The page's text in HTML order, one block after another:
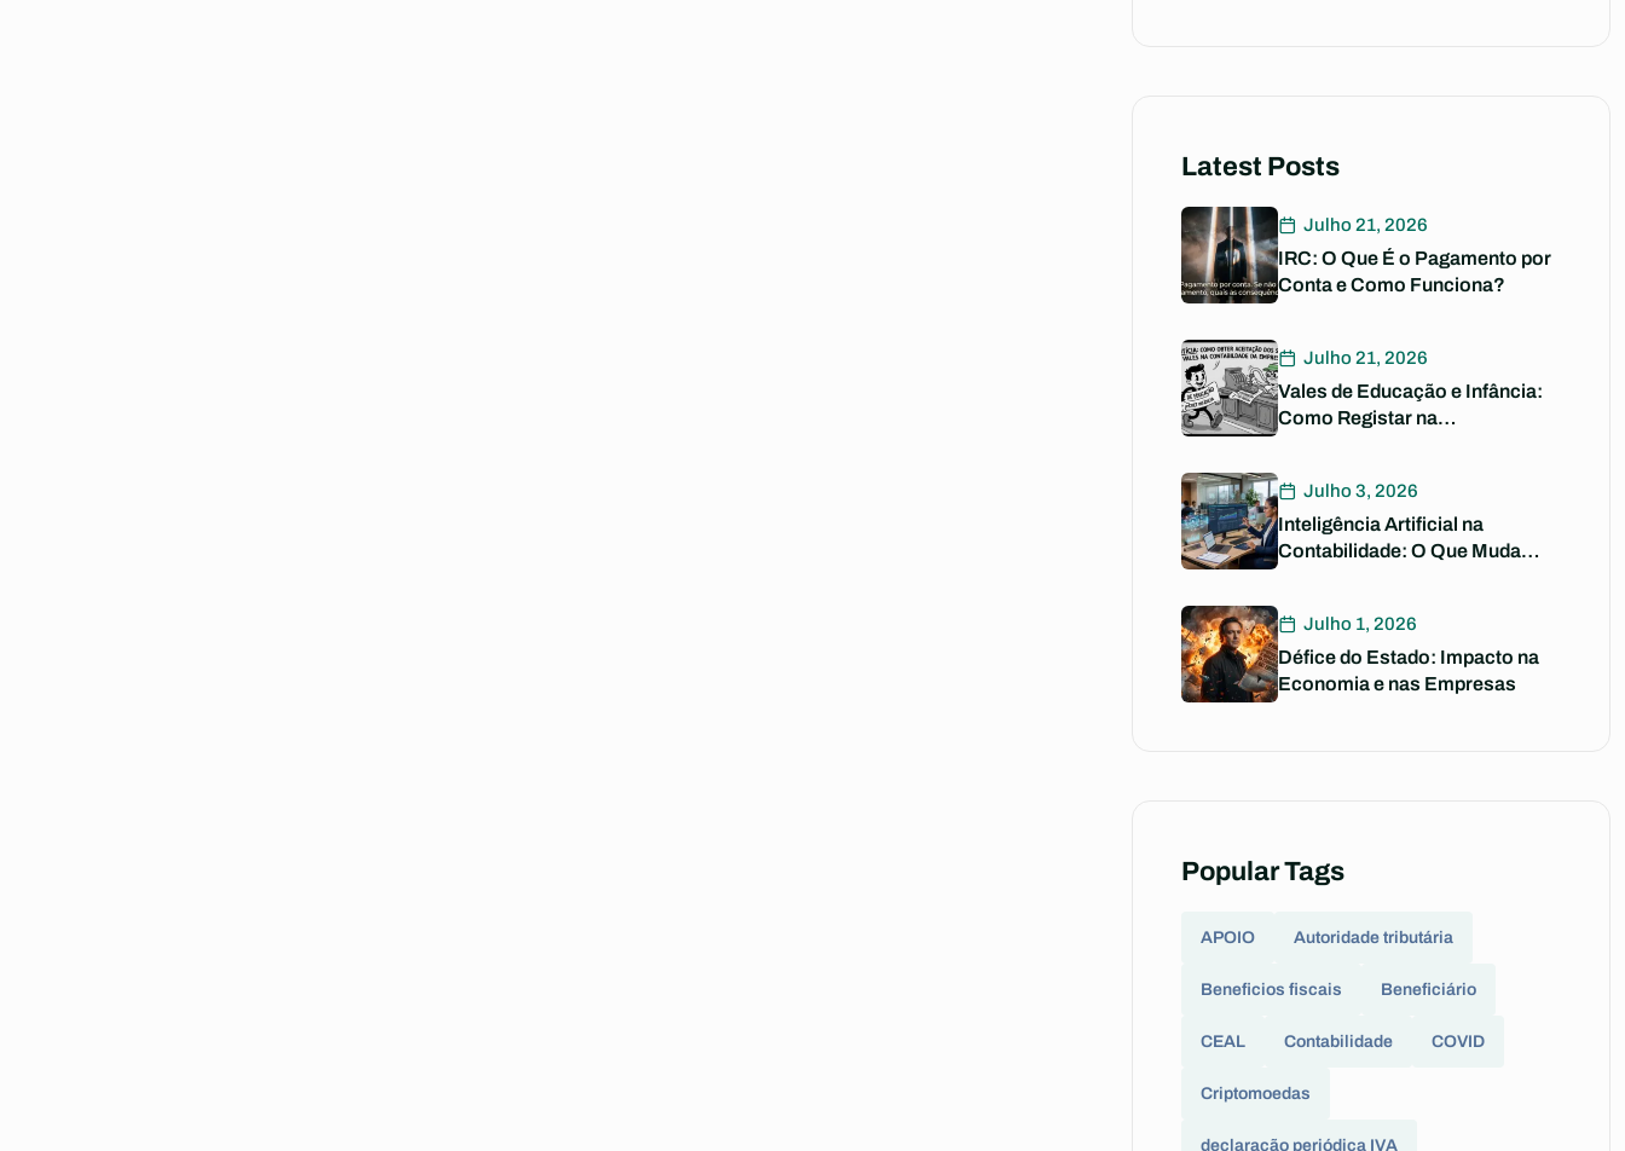
Latest Posts
Julho 21, 2026
IRC: O Que É o Pagamento por
Conta e Como Funciona?
Julho 21, 2026
Vales de Educação e Infância:
Como Registar na
Julho 3, 2026
Inteligência Artificial na
Contabilidade: O Que Muda
Julho 1, 2026
Défice do Estado: Impacto na
Economia e nas Empresas
Popular Tags
APOIO Autoridade tributária
Beneficios fiscais Beneficiário
CEAL Contabilidade COVID
Criptomoedas
declaração periódica IVA